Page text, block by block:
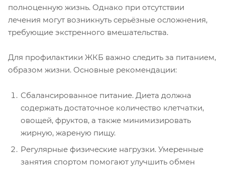
полноценную жизнь. Однако при отсутствии
лечения могут возникнуть серьёзные осложнения,
требующие экстренного вмешательства.
Для профилактики ЖКБ важно следить за питанием,
образом жизни. Основные рекомендации:
Сбалансированное питание. Диета должна
содержать достаточное количество клетчатки,
овощей, фруктов, а также минимизировать
жирную, жареную пищу.
Регулярные физические нагрузки. Умеренные
занятия спортом помогают улучшить обмен